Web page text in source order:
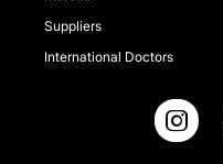
Suppliers
International Doctors